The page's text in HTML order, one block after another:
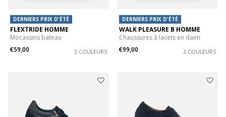
DERNIERS PRIX D'ÉTÉ
FLEXTRIDE HOMME
Mocassins bateau
€59,00
3 COULEURS
DERNIERS PRIX D'ÉTÉ
WALK PLEASURE B HOMME
Chaussures à lacets en daim
€99,00
2 COULEURS